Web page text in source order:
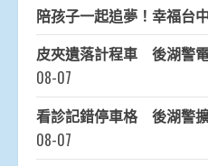
陪孩子一起追夢！幸福台
皮夾遺落計程車 後湖警
08-07
看診記錯停車格 後湖警
08-07